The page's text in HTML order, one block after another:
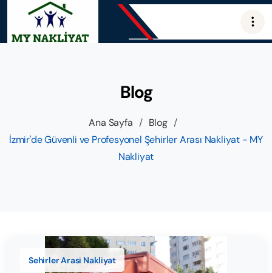
Blog
Ana Sayfa / Blog /
İzmir'de Güvenli ve Profesyonel Şehirler Arası Nakliyat - MY
Nakliyat
Sehirler Arasi Nakliyat